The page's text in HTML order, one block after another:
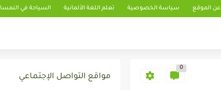
عن الموقع سياسة الخصوصية تعلم اللغة الألمانية السياحة في النمسا
0
مواقع التواصل الإجتماعي